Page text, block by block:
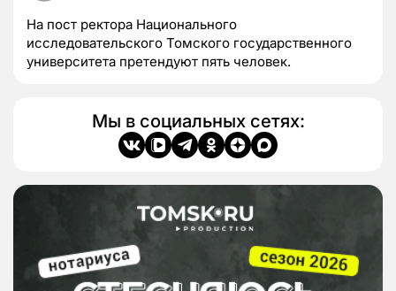
На пост ректора Национального
исследовательского Томского государственного
университета претендуют пять человек.
Мы в социальных сетях: